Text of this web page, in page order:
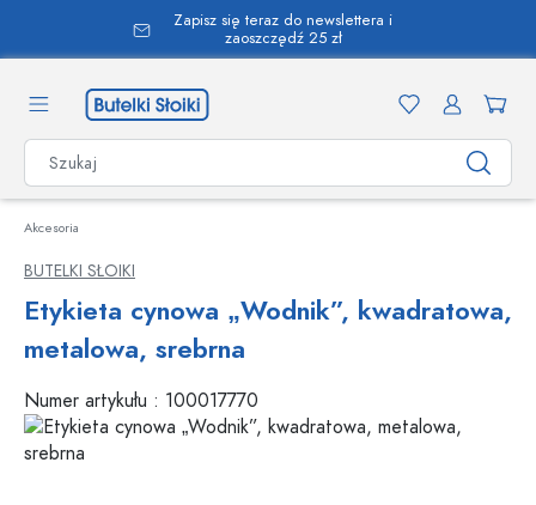
zawartości
Zapisz się teraz do newslettera i
zaoszczędź 25 zł
Akcesoria
BUTELKI SŁOIKI
Etykieta cynowa „Wodnik”, kwadratowa,
metalowa, srebrna
Numer artykułu : 100017770